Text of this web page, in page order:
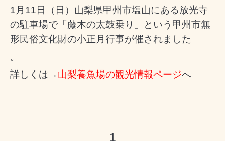
1月11日（日）山梨県甲州市塩山にある放光寺
の駐車場で「藤木の太鼓乗り」という甲州市無
形民俗文化財の小正月行事が催されました
。
詳しくは→ 山梨養魚場の観光情報ページへ
1